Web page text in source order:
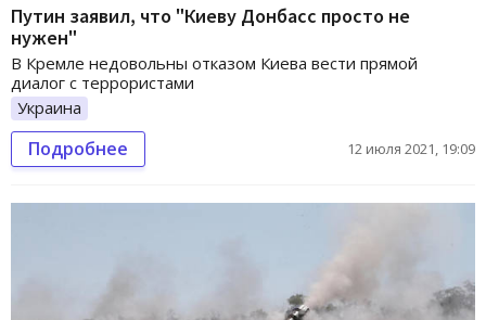
Путин заявил, что "Киеву Донбасс просто не
нужен"
В Кремле недовольны отказом Киева вести прямой
диалог с террористами
Украина
Подробнее 12 июля 2021, 19:09